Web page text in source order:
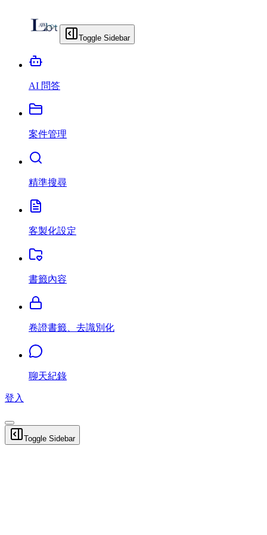
Toggle Sidebar
AI 問答
案件管理
精準搜尋
客製化設定
書籤內容
卷證書籤、去識別化
聊天紀錄
登入
Toggle Sidebar